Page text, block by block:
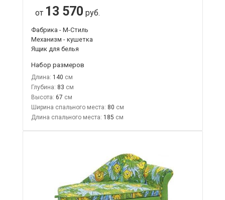
от 13 570 руб.
Фабрика - М-Стиль
Механизм - кушетка
Ящик для белья
Набор размеров
Длина: 140
Глубина: 83
Высота: 67
Ширина спального места: 80
Длина спального места: 185